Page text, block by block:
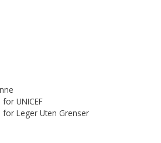
UNICEF
Leger Uten Grenser